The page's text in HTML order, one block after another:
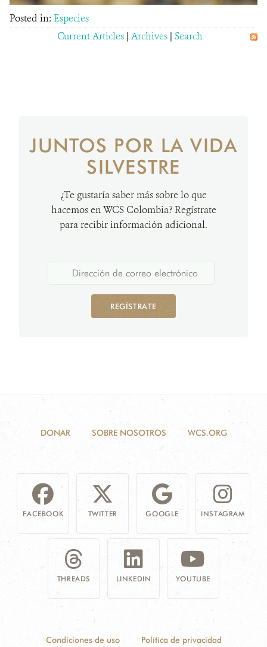
Posted in: Especies
Current Articles | Archives | Search
JUNTOS POR LA VIDA
SILVESTRE
¿Te gustaría saber más sobre lo que
hacemos en WCS Colombia? Regístrate
para recibir información adicional.
REGÍSTRATE
DONAR SOBRE NOSOTROS WCS.ORG
FACEBOOK TWITTER GOOGLE INSTAGRAM
THREADS LINKEDIN YOUTUBE
Condiciones de uso Política de privacidad